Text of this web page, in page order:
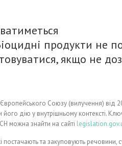
продукти не
якщо не
Союзу (вилучення) від
дію у внутрішньому контексті.
можна знайти на сайті
постачають та закуповують